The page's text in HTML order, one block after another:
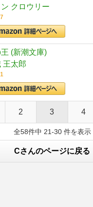
クロウリー
(新潮文庫)
王太郎
2 3 4
全58件中 21-30 件を表示
Cさんのページに戻る